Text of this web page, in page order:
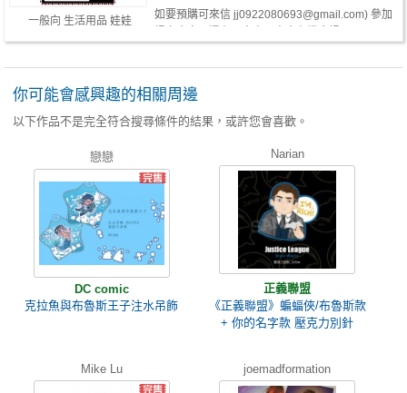
一般向 生活用品 娃娃 如要預購可來信jj0922080693@gmail.com) 參加
你可能會感興趣的相關周邊
以下作品不是完全符合搜尋條件的結果，或許您會喜歡。
戀戀
DC comic
克拉魚與布魯斯王子注水吊飾
Narian
正義聯盟
《正義聯盟》蝙蝠俠/布魯斯款
+ 你的名字款 壓克力別針
Mike Lu joemadformation